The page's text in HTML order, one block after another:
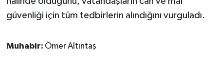
güvenliği için tüm tedbirlerin alındığını vurguladı.
Muhabir: Ömer Altıntaş